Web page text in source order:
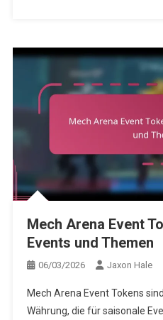
Mech Arena Event
Events und Themen
06/03/2026 Jaxon Hale
Mech Arena Event Tokens
Währung, die für saisonale